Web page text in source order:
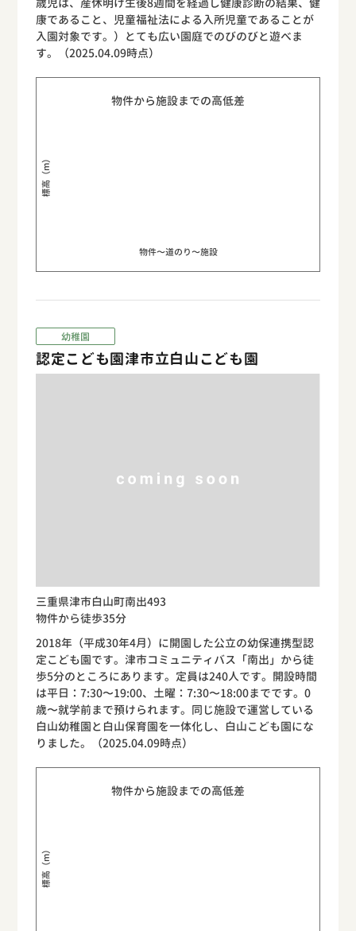
康であること、児童福祉法による入所児童であることが
入園対象です。）とても広い園庭でのびのびと遊べま
す。（2025.04.09時点）
物件から施設までの高低差
標高（m）
物件〜道のり〜施設
幼稚園
認定こども園津市立白山こども園
三重県津市白山町南出493
物件から徒歩35分
2018年（平成30年4月）に開園した公立の幼保連携型認
定こども園です。津市コミュニティバス「南出」から徒
歩5分のところにあります。定員は240人です。開設時間
は平日：7:30〜19:00、土曜：7:30〜18:00までです。0
歳〜就学前まで預けられます。同じ施設で運営している
白山幼稚園と白山保育園を一体化し、白山こども園にな
りました。（2025.04.09時点）
物件から施設までの高低差
標高（m）